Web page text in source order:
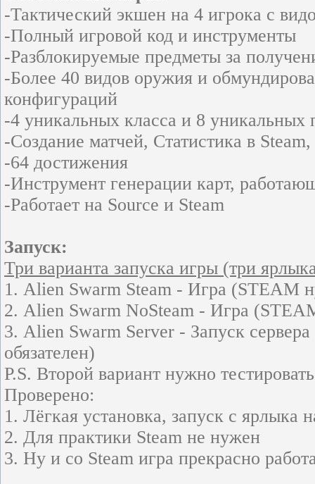
-Тактический экшен на 4 игрока с
-Полный игровой код и инструменты
-Разблокируемые предметы за
-Более 40 видов оружия и
конфигураций
-4 уникальных класса и 8 уникальных
-Создание матчей, Статистика в
-64 достижения
-Инструмент генерации карт,
-Работает на Source и Steam
Запуск:
Три варианта запуска игры (три
1. Alien Swarm Steam - Игра (STEAM
2. Alien Swarm NoSteam - Игра
3. Alien Swarm Server - Запуск
обязателен)
P.S. Второй вариант нужно
Проверено:
1. Лёгкая установка, запуск с ярлыка
2. Для практики Steam не нужен
3. Ну и со Steam игра прекрасно